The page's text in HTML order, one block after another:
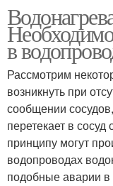
в
Рассмотрим
возникнуть при
сообщении
перетекает в
принципу могут
водопроводах
подобные аварии